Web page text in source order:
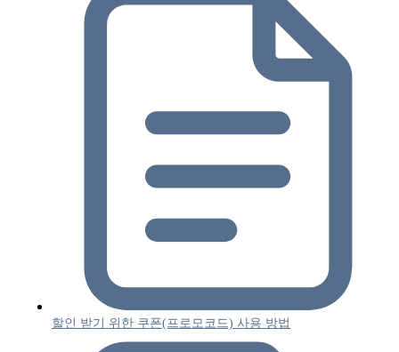
할인 받기 위한 쿠폰(프로모코드) 사용 방법